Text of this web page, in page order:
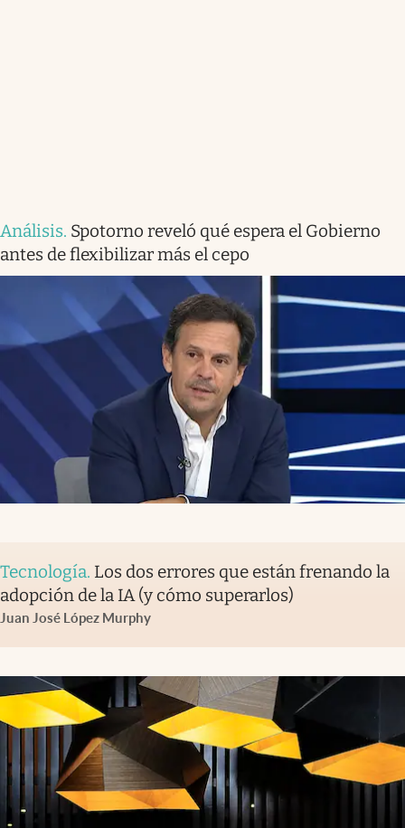
Análisis. Spotorno reveló qué espera el Gobierno
antes de flexibilizar más el cepo
Tecnología. Los dos errores que están frenando la
adopción de la IA (y cómo superarlos)
Juan José López Murphy